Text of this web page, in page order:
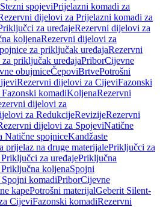
Stezni spojeviPrijelazni komadi za
dijelovi za Prijelazni komadi za
za uređajeRezervni dijelovi za
koljenaRezervni dijelovi za
za priključak uređajaRezervni
priključak uređajaPriborCijevne
obujmiceČepoviBrtvePotrošni
Rezervni dijelovi za CijeviFazonski
komadiKoljenaRezervni
dijelovi za
za RedukcijeRevizijeRezervni
dijelovi za SpojeviNatične
Natične spojniceKandžaste
prijelaz na druge materijalePriključci za
za uređajePriključna
koljenaSpojni
komadiPriborCijevne
kapePotrošni materijalGeberit Silent-
CijeviFazonski komadiRezervni